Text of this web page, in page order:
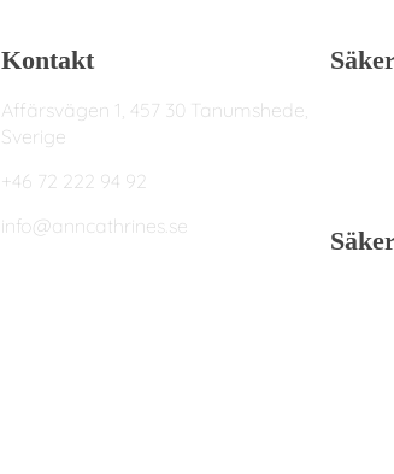
Kontakt
Affärsvägen 1, 457 30 Tanumshede,
Sverige
+46 72 222 94 92
info@anncathrines.se